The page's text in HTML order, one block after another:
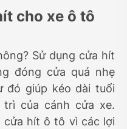
cho xe ô tô
Sử dụng cửa hít
đóng cửa quá nhẹ
đó giúp kéo dài tuổi
của cánh cửa xe.
cửa hít ô tô vì các lợi